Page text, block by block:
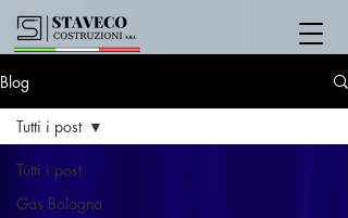
Blog
Tutti i post
Gas Bologna
Tutti i post